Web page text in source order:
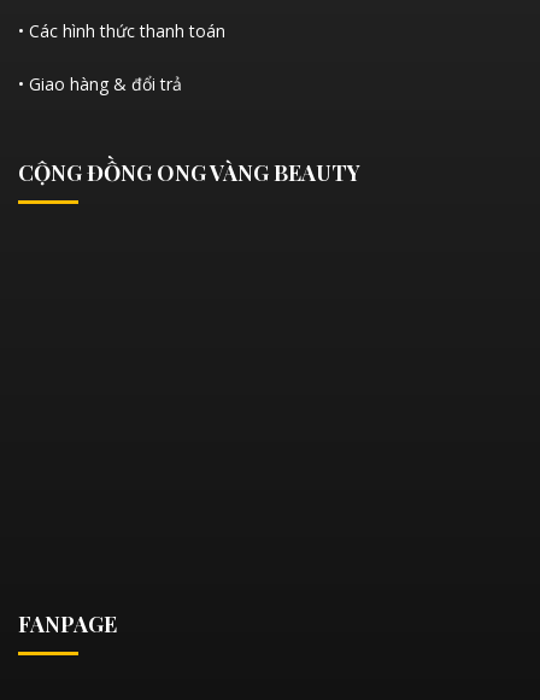
• Các hình thức thanh toán
• Giao hàng & đổi trả
CỘNG ĐỒNG ONG VÀNG BEAUTY
FANPAGE